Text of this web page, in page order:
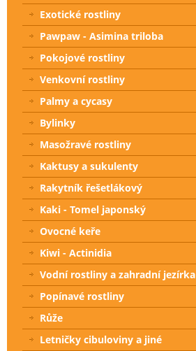
Exotické rostliny
Pawpaw - Asimina triloba
Pokojové rostliny
Venkovní rostliny
Palmy a cycasy
Bylinky
Masožravé rostliny
Kaktusy a sukulenty
Rakytník řešetlákový
Kaki - Tomel japonský
Ovocné keře
Kiwi - Actinidia
Vodní rostliny a zahradní jezírka
Popínavé rostliny
Růže
Letničky cibuloviny a jiné